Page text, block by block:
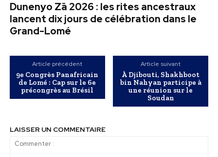
Dunenyo Zā 2026 : les rites ancestraux
lancent dix jours de célébration dans le
Grand-Lomé
Article précédent
9e Congrès Panafricain
de Lomé : Cap sur le 6e
précongrès au Brésil
Article suivant
À Djibouti, Shakhboot
bin Nahyan participe à
une réunion sur le
Soudan
LAISSER UN COMMENTAIRE